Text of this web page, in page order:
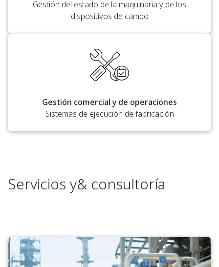
Gestión del estado de la maquinaria y de los
dispositivos de campo
Gestión comercial y de operaciones
Sistemas de ejecución de fabricación
Servicios y& consultoría